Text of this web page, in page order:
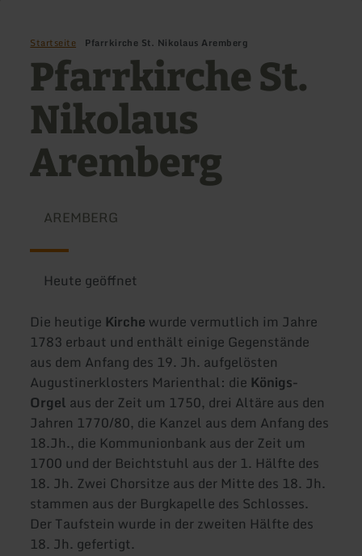
Startseite Pfarrkirche St. Nikolaus Aremberg
Pfarrkirche St.
Nikolaus
Aremberg
AREMBERG
Heute geöffnet
Die heutige Kirche wurde vermutlich im Jahre
1783 erbaut und enthält einige Gegenstände
aus dem Anfang des 19. Jh. aufgelösten
Augustinerklosters Marienthal: die Königs-
Orgel aus der Zeit um 1750, drei Altäre aus den
Jahren 1770/80, die Kanzel aus dem Anfang des
18.Jh., die Kommunionbank aus der Zeit um
1700 und der Beichtstuhl aus der 1. Hälfte des
18. Jh. Zwei Chorsitze aus der Mitte des 18. Jh.
stammen aus der Burgkapelle des Schlosses.
Der Taufstein wurde in der zweiten Hälfte des
18. Jh. gefertigt.